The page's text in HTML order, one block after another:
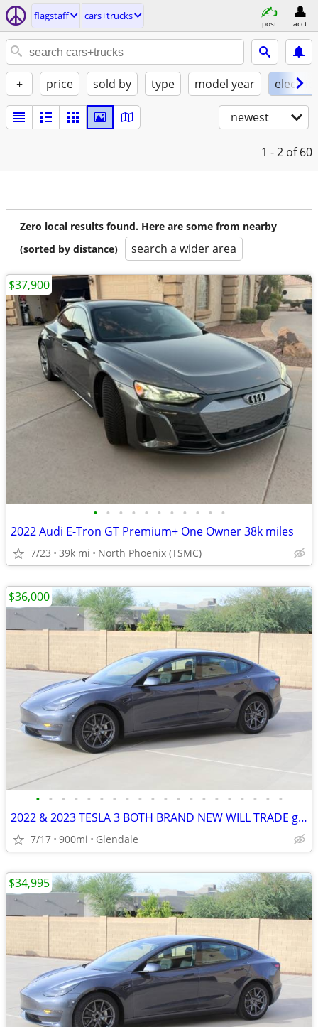
flagstaff cars+trucks
post acct
+ price sold by type model year electric
newest
1 - 2 of 60
Zero local results found. Here are some from nearby
(sorted by distance)
search a wider area
• • • • • • • • • • •
2022 Audi E-Tron GT Premium+ One Owner 38k miles
7/23 39k mi North Phoenix (TSMC)
$37,900
• • • • • • • • • • • • • • • • • • • •
2022 & 2023 TESLA 3 BOTH BRAND NEW WILL TRADE gas prices stupid
7/17 900mi Glendale
$36,000
$34,995